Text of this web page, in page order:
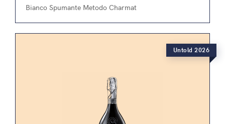
Bianco Spumante Metodo Charmat
Untold 2026